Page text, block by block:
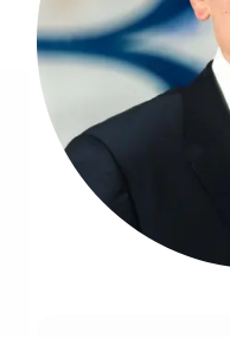
Kund:innen.
Private
bedeutender